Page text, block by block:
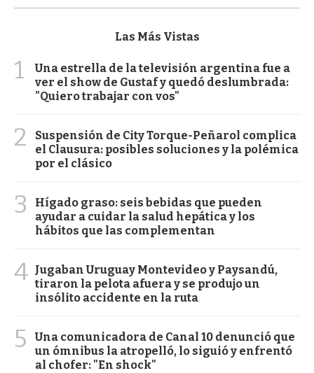
Las Más Vistas
1
Una estrella de la televisión argentina fue a
ver el show de Gustaf y quedó deslumbrada:
"Quiero trabajar con vos"
2
Suspensión de City Torque-Peñarol complica
el Clausura: posibles soluciones y la polémica
por el clásico
3
Hígado graso: seis bebidas que pueden
ayudar a cuidar la salud hepática y los
hábitos que las complementan
4 Jugaban Uruguay Montevideo y Paysandú,
tiraron la pelota afuera y se produjo un
insólito accidente en la ruta
5
Una comunicadora de Canal 10 denunció que
un ómnibus la atropelló, lo siguió y enfrentó
al chofer: "En shock"